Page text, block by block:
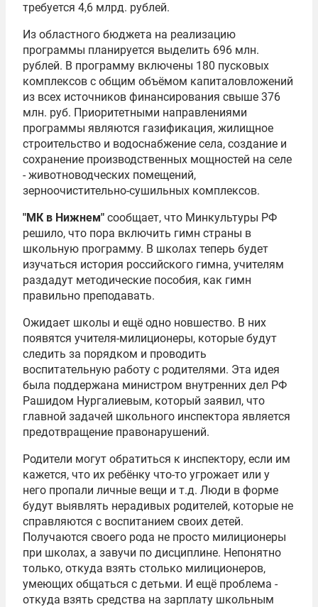
требуется 4,6 млрд. рублей.
Из областного бюджета на реализацию
программы планируется выделить 696 млн.
рублей. В программу включены 180 пусковых
комплексов с общим объёмом капиталовложений
из всех источников финансирования свыше 376
млн. руб. Приоритетными направлениями
программы являются газификация, жилищное
строительство и водоснабжение села, создание и
сохранение производственных мощностей на селе
- животноводческих помещений,
зерноочистительно-сушильных комплексов.
"МК в Нижнем" сообщает, что Минкультуры РФ
решило, что пора включить гимн страны в
школьную программу. В школах теперь будет
изучаться история российского гимна, учителям
раздадут методические пособия, как гимн
правильно преподавать.
Ожидает школы и ещё одно новшество. В них
появятся учителя-милиционеры, которые будут
следить за порядком и проводить
воспитательную работу с родителями. Эта идея
была поддержана министром внутренних дел РФ
Рашидом Нургалиевым, который заявил, что
главной задачей школьного инспектора является
предотвращение правонарушений.
Родители могут обратиться к инспектору, если им
кажется, что их ребёнку что-то угрожает или у
него пропали личные вещи и т.д. Люди в форме
будут выявлять нерадивых родителей, которые не
справляются с воспитанием своих детей.
Получаются своего рода не просто милиционеры
при школах, а завучи по дисциплине. Непонятно
только, откуда взять столько милиционеров,
умеющих общаться с детьми. И ещё проблема -
откуда взять средства на зарплату школьным